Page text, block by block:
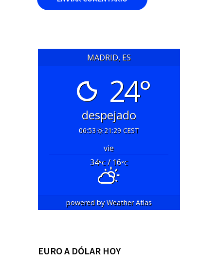
MADRID, ES
24°
despejado
06:53 21:29 CEST
vie
34°C/ 16°C
powered byWeather Atlas
EURO A DÓLAR HOY